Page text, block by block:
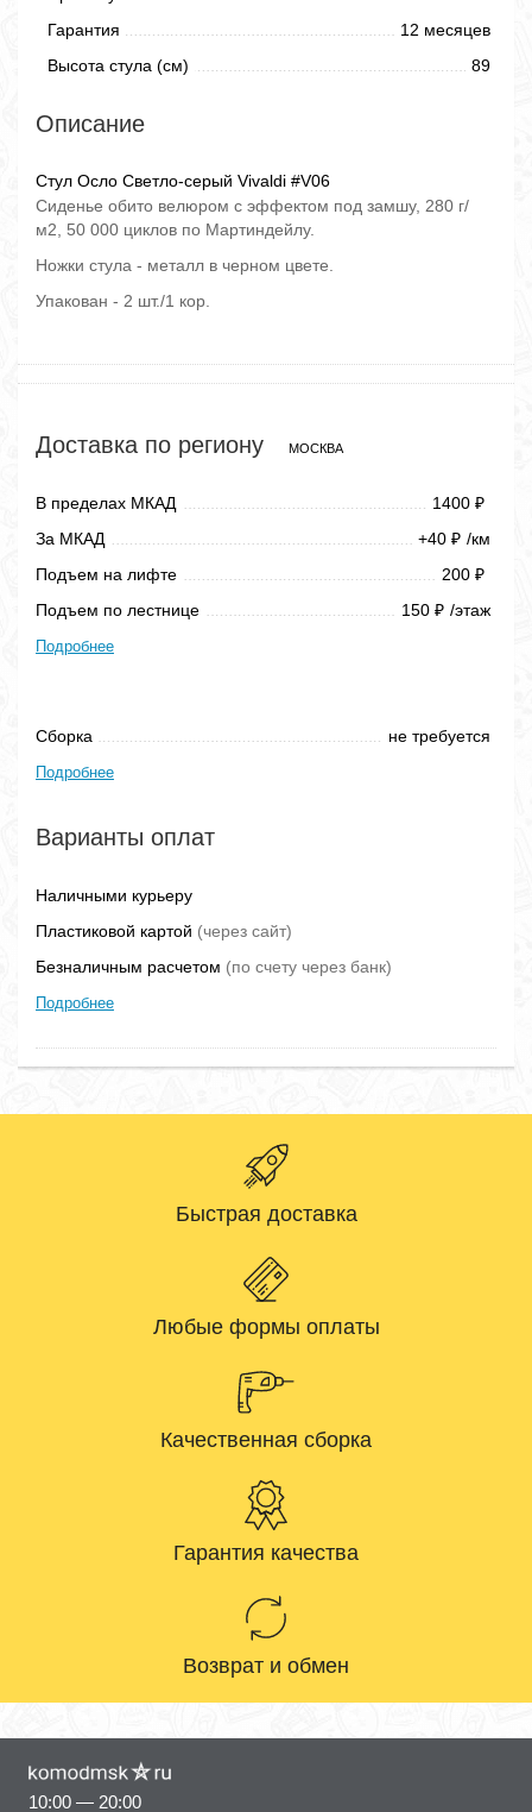
Гарантия
12 месяцев
Высота стула (см)
89
Описание
Стул Осло Светло-серый Vivaldi #V06
Сиденье обито велюром с эффектом под замшу, 280 г/
м2, 50 000 циклов по Мартиндейлу.
Ножки стула - металл в черном цвете.
Упакован - 2 шт./1 кор.
Доставка по региону МОСКВА
В пределах МКАД 1400 ₽
За МКАД +40 ₽ /км
Подъем на лифте
200 ₽
Подъем по лестнице 150 ₽ /этаж
Подробнее
Сборка не требуется
Подробнее
Варианты оплат
Наличными курьеру
Пластиковой картой (через сайт)
Безналичным расчетом (по счету через банк)
Подробнее
Быстрая доставка
Любые формы оплаты
Качественная сборка
Гарантия качества
Возврат и обмен
10:00 — 20:00